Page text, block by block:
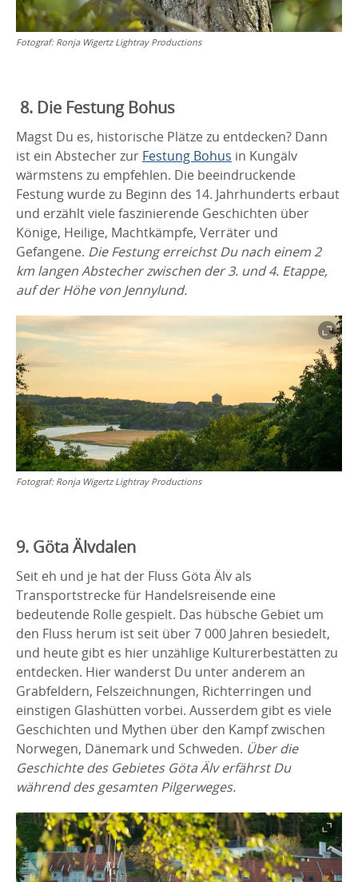
Fotograf: Ronja Wigertz Lightray Productions
8. Die Festung Bohus
Magst Du es, historische Plätze zu entdecken? Dann
ist ein Abstecher zur Festung Bohus in Kungälv
wärmstens zu empfehlen. Die beeindruckende
Festung wurde zu Beginn des 14. Jahrhunderts erbaut
und erzählt viele faszinierende Geschichten über
Könige, Heilige, Machtkämpfe, Verräter und
Gefangene. Die Festung erreichst Du nach einem 2
km langen Abstecher zwischen der 3. und 4. Etappe,
auf der Höhe von Jennylund.
Fotograf: Ronja Wigertz Lightray Productions
9. Göta Älvdalen
Seit eh und je hat der Fluss Göta Älv als
Transportstrecke für Handelsreisende eine
bedeutende Rolle gespielt. Das hübsche Gebiet um
den Fluss herum ist seit über 7 000 Jahren besiedelt,
und heute gibt es hier unzählige Kulturerbestätten zu
entdecken. Hier wanderst Du unter anderem an
Grabfeldern, Felszeichnungen, Richterringen und
einstigen Glashütten vorbei. Ausserdem gibt es viele
Geschichten und Mythen über den Kampf zwischen
Norwegen, Dänemark und Schweden. Über die
Geschichte des Gebietes Göta Älv erfährst Du
während des gesamten Pilgerweges.